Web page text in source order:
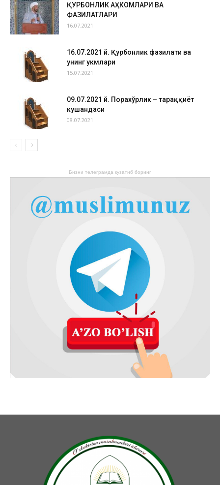
ҚУРБОНЛИК АҲКОМЛАРИ ВА
ФАЗИЛАТЛАРИ
16.07.2021
16.07.2021 й. Қурбонлик фазилати ва
унинг ҳукмлари
15.07.2021
09.07.2021 й. Порахўрлик – тараққиёт
кушандаси
08.07.2021
Бизни телеграмда кузатиб боринг